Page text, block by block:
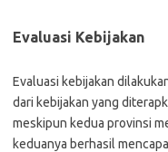
Evaluasi Kebijakan
Evaluasi kebijakan
dari kebijakan yang
meskipun kedua provinsi
keduanya berhasil